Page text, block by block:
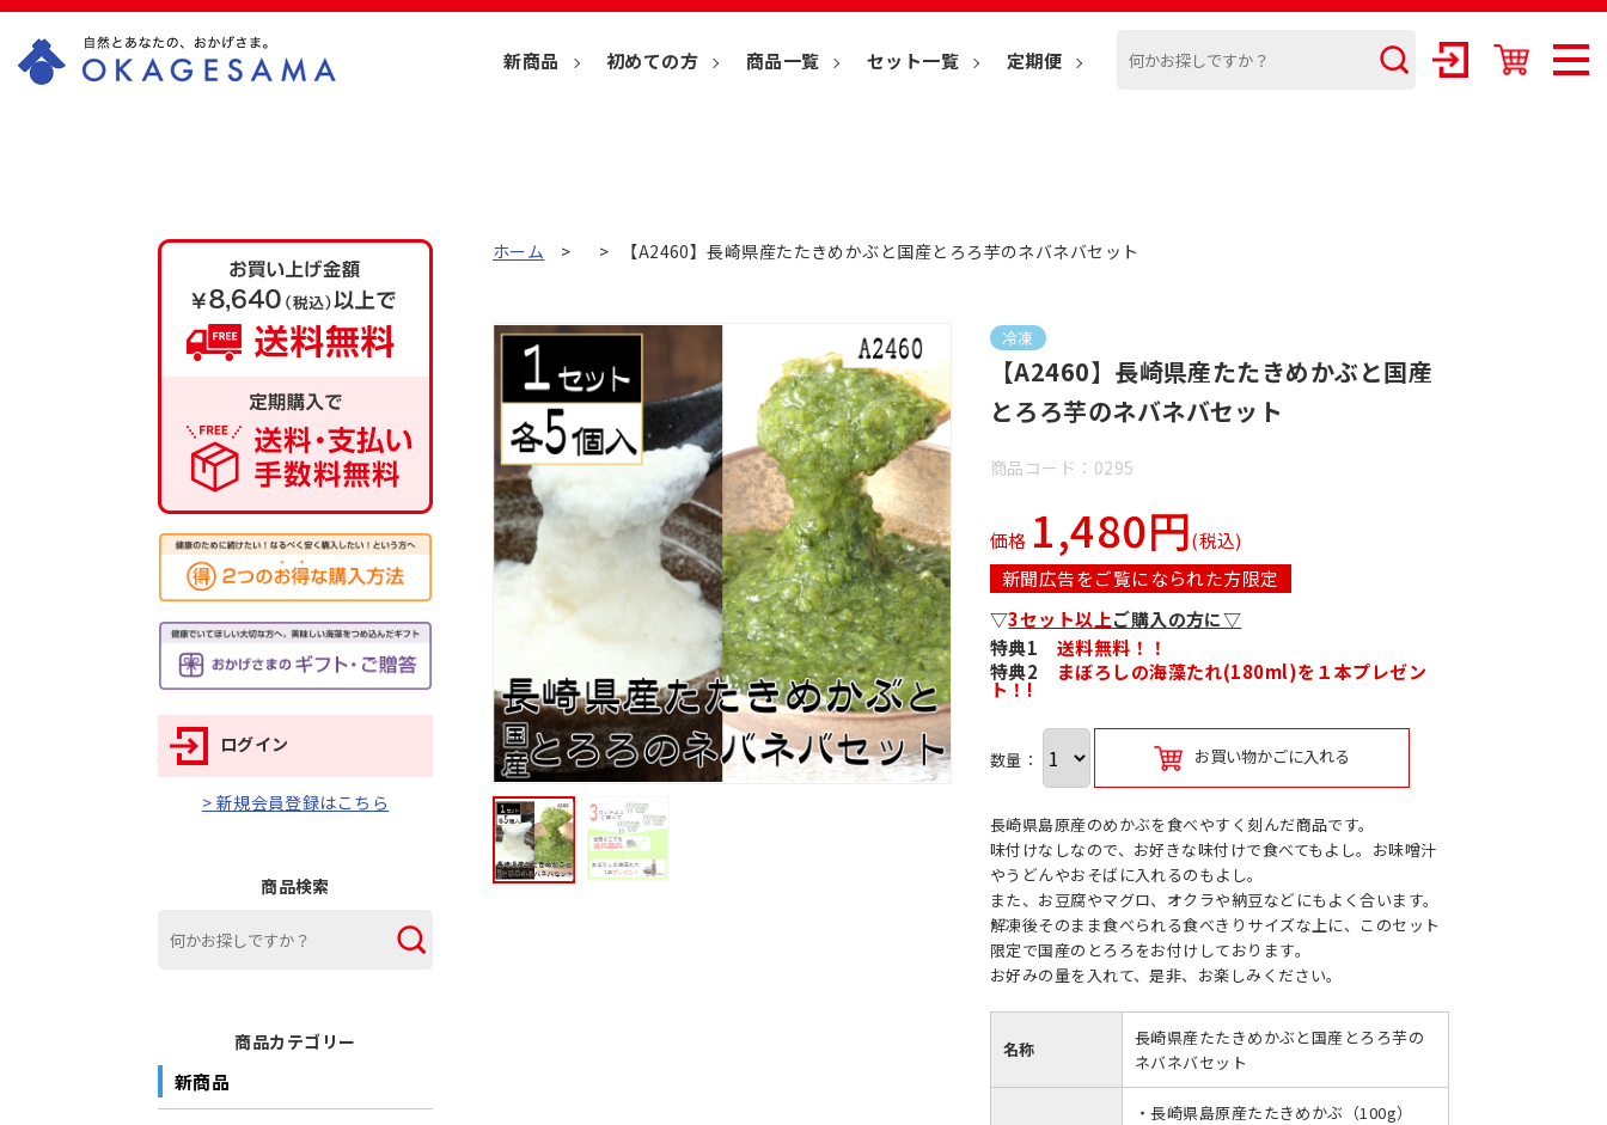
の公式通販ショッ
新商品 初めての方 商品一覧 セット一覧 定期便
ホーム 【A2460】長崎県産たたきめかぶと国産とろろ芋のネバネバセット
冷凍
【A2460】長崎県産たたきめかぶと国産
とろろ芋のネバネバセット
商品コード：0295
価格 1,480円(税込)
新聞広告をご覧になられた方限定
▽3セット以上ご購入の方に▽
特典1 送料無料！！
特典2
まぼろしの海藻たれ(180ml)を１本プレゼン
ト！!
数量： お買い物かごに入れる
長崎県島原産のめかぶを食べやすく刻んだ商品です。
味付けなしなので、お好きな味付けで食べてもよし。お味噌汁
やうどんやおそばに入れるのもよし。
また、お豆腐やマグロ、オクラや納豆などにもよく合います。
解凍後そのまま食べられる食べきりサイズな上に、このセット
限定で国産のとろろをお付けしております。
お好みの量を入れて、是非、お楽しみください。
名称
長崎県産たたきめかぶと国産とろろ芋の
ネバネバセット
・長崎県島原産たたきめかぶ（100g）
ログイン
> 新規会員登録はこちら
商品検索
商品カテゴリー
新商品